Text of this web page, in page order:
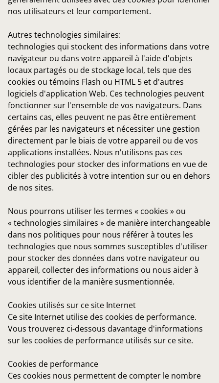
nos utilisateurs et leur comportement.
Autres technologies similaires:
technologies qui stockent des informations dans votre
navigateur ou dans votre appareil à l'aide d'objets
locaux partagés ou de stockage local, tels que des
cookies ou témoins Flash ou HTML 5 et d'autres
logiciels d'application Web. Ces technologies peuvent
fonctionner sur l'ensemble de vos navigateurs. Dans
certains cas, elles peuvent ne pas être entièrement
gérées par les navigateurs et nécessiter une gestion
directement par le biais de votre appareil ou de vos
applications installées. Nous n'utilisons pas ces
technologies pour stocker des informations en vue de
cibler des publicités à votre intention sur ou en dehors
de nos sites.
Nous pourrons utiliser les termes « cookies » ou
« technologies similaires » de manière interchangeable
dans nos politiques pour nous référer à toutes les
technologies que nous sommes susceptibles d'utiliser
pour stocker des données dans votre navigateur ou
appareil, collecter des informations ou nous aider à
vous identifier de la manière susmentionnée.
Cookies utilisés sur ce site Internet
Ce site Internet utilise des cookies de performance.
Vous trouverez ci-dessous davantage d'informations
sur les cookies de performance utilisés sur ce site.
Cookies de performance
Ces cookies nous permettent de compter le nombre